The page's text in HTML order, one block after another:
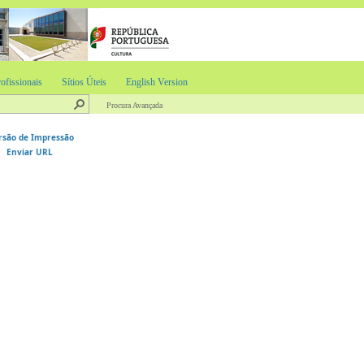
Sítios Úteis English Version
Procura Avançada
de Impressão
Enviar URL